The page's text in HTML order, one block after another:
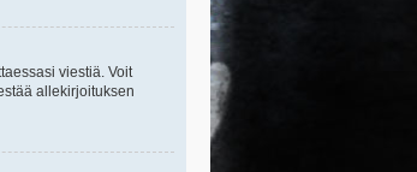
viestiä. Voit
allekirjoituksen